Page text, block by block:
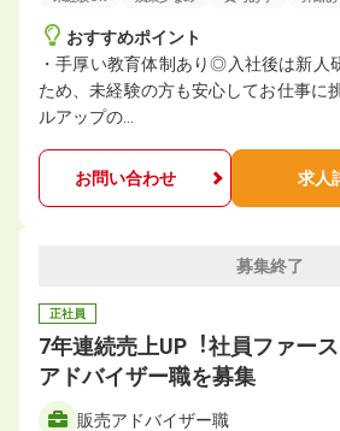
おすすめポイント
・手厚い教育体制あり◎入社後は新人
ため、未経験の方も安心してお仕事に
ルアップの…
お問い合わせ 求人
募集終了
正社員
7年連続売上UP︕社員ファー
アドバイザー職を募集
販売アドバイザー職